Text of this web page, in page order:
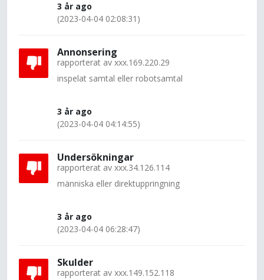
3 år ago
(2023-04-04 02:08:31)
Annonsering
rapporterat av xxx.169.220.29
inspelat samtal eller robotsamtal
3 år ago
(2023-04-04 04:14:55)
Undersökningar
rapporterat av xxx.34.126.114
människa eller direktuppringning
3 år ago
(2023-04-04 06:28:47)
Skulder
rapporterat av xxx.149.152.118